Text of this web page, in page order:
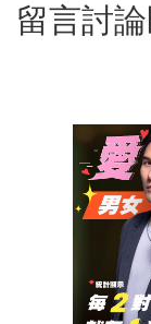
留言討